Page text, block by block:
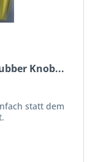
Knob...
statt dem